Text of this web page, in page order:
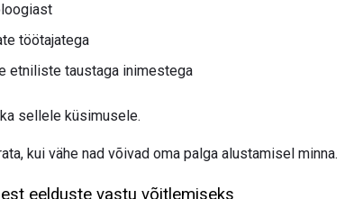
töötajatega
etniliste taustaga inimestega
sellele küsimusele.
kui vähe nad võivad oma palga alustamisel minna.
eelduste vastu võitlemiseks